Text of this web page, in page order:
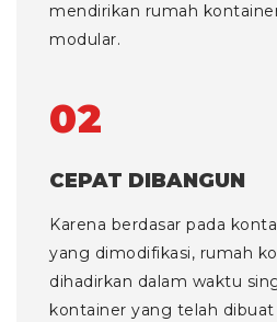
mendirikan rumah
modular.
02
CEPAT DIBANGUN
Karena berdasar pada
yang dimodifikasi, rumah
dihadirkan dalam waktu
kontainer yang telah dibuat